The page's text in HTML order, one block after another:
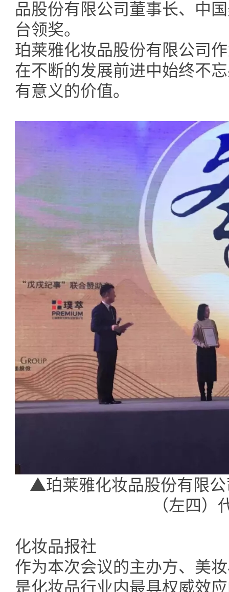
品股份有限公司董事长、中
台领奖。
珀莱雅化妆品股份有限公司
在不断的发展前进中始终不
有意义的价值。
▲珀莱雅化妆品股份有限
（左四）
化妆品报社
作为本次会议的主办方、美
是化妆品行业内最具权威效